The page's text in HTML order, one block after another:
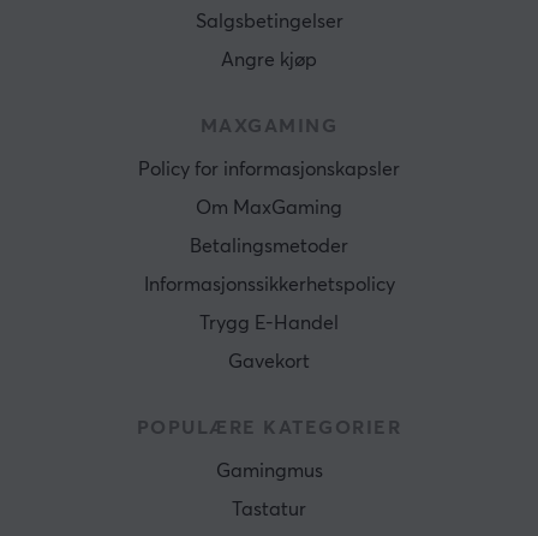
Salgsbetingelser
Angre kjøp
MAXGAMING
Policy for informasjonskapsler
Om MaxGaming
Betalingsmetoder
Informasjonssikkerhetspolicy
Trygg E-Handel
Gavekort
POPULÆRE KATEGORIER
Gamingmus
Tastatur